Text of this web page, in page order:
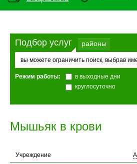
Подбор услуг районы
вы можете ограничить поиск, выбрав
Режим работы:
в выходные дни
круглосуточно
Мышьяк в крови
Учреждение